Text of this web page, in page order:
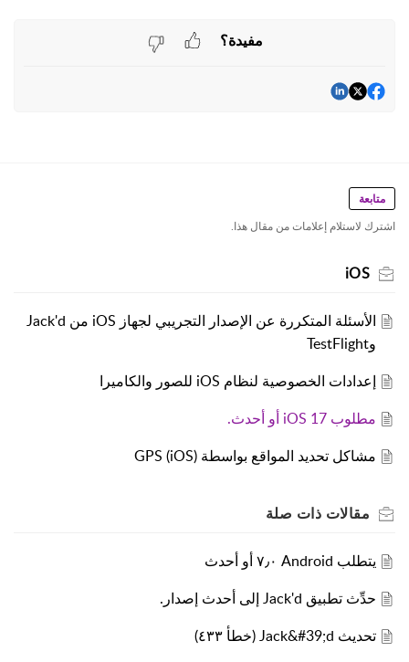
مفيدة؟
متابعة
اشترك لاستلام إعلامات من مقال هذا.
iOS
الأسئلة المتكررة عن الإصدار التجريبي لجهاز iOS من Jack'd
وTestFlight
إعدادات الخصوصية لنظام iOS للصور والكاميرا
مطلوب iOS 17 أو أحدث.
مشاكل تحديد المواقع بواسطة GPS (iOS)
مقالات ذات صلة
يتطلب Android ٧٫٠ أو أحدث
حدِّث تطبيق Jack'd إلى أحدث إصدار.
تحديث Jack&#39;d (خطأ ٤٣٣)